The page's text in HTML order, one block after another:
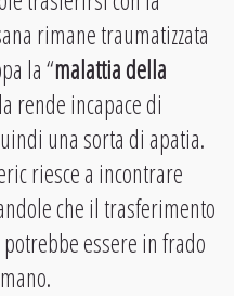
rimane traumatizzata
la “malattia della
rende incapace di
una sorta di apatia.
riesce a incontrare
che il trasferimento
essere in frado